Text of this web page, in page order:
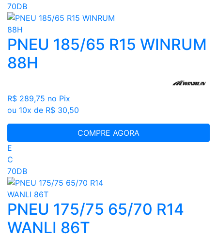
70DB
PNEU 185/65 R15 WINRUM
88H
R$ 289,75 no Pix
ou 10x de R$ 30,50
COMPRE AGORA
E
C
70DB
PNEU 175/75 65/70 R14
WANLI 86T